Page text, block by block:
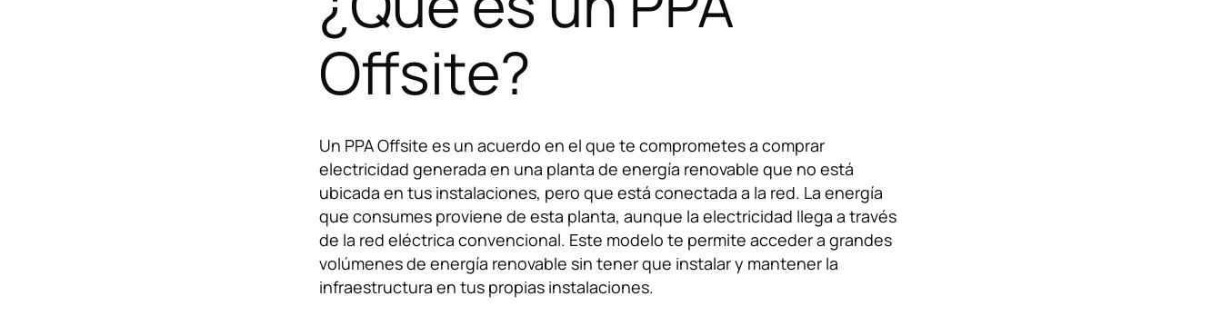
Offsite?
Un PPA Offsite es un acuerdo en el que te comprometes a comprar
electricidad generada en una planta de energía renovable que no está
ubicada en tus instalaciones, pero que está conectada a la red. La energía
que consumes proviene de esta planta, aunque la electricidad llega a través
de la red eléctrica convencional. Este modelo te permite acceder a grandes
volúmenes de energía renovable sin tener que instalar y mantener la
infraestructura en tus propias instalaciones.